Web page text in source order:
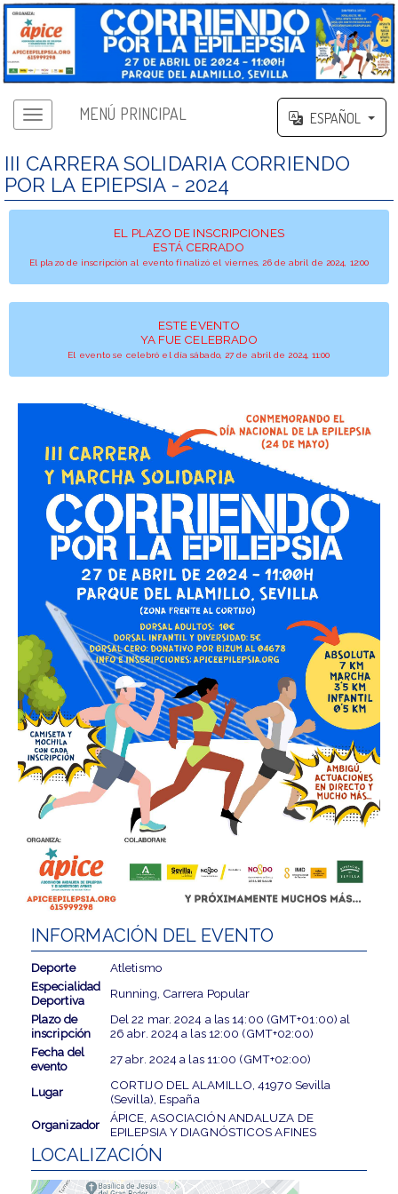
MENÚ PRINCIPAL ESPAÑOL
III CARRERA SOLIDARIA CORRIENDO
POR LA EPIEPSIA - 2024
EL PLAZO DE INSCRIPCIONES
ESTÁ CERRADO
El plazo de inscripción al evento finalizó el viernes, 26 de abril de 2024, 12:00
ESTE EVENTO
YA FUE CELEBRADO
El evento se celebró el día sábado, 27 de abril de 2024, 11:00
INFORMACIÓN DEL EVENTO
Deporte
Atletismo
Especialidad
Deportiva
Running, Carrera Popular
Plazo de
inscripción
Del22 mar. 2024 a las14:00 (GMT+01:00) al
26 abr. 2024a las12:00 (GMT+02:00)
Fecha del
evento
27 abr. 2024a las11:00 (GMT+02:00)
Lugar
CORTIJO DEL ALAMILLO, 41970 Sevilla
(Sevilla), España
Organizador
ÁPICE, ASOCIACIÓN ANDALUZA DE
EPILEPSIA Y DIAGNÓSTICOS AFINES
LOCALIZACIÓN